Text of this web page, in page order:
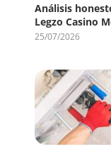
Análisis
Legzo Casino
25/07/2026